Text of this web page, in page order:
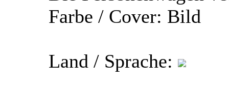
Farbe / Cover: Bild
Land / Sprache: